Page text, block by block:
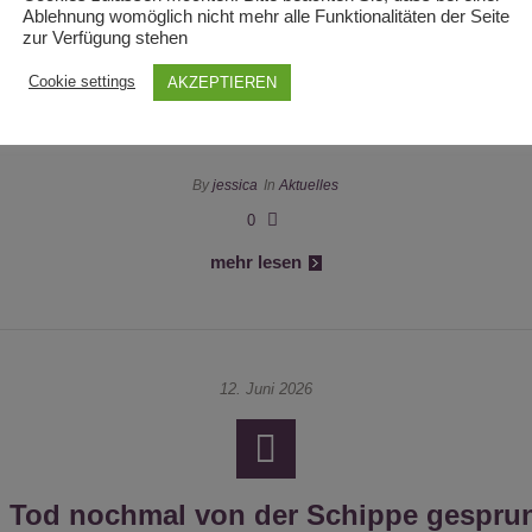
Wir nehmen Abschied von Dani
Byjessica InAktuelles
0
mehr lesen
12. Juni 2026
Tod nochmal von der Schippe
Ablehnung womöglich nicht mehr alle Funktionalitäten der Seite
zur Verfügung stehen
Cookie settings AKZEPTIEREN